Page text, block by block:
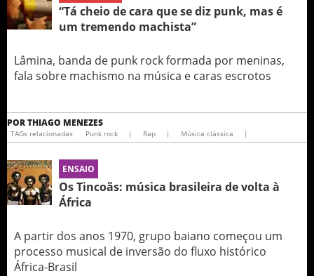
“Tá cheio de cara que se diz punk, mas é
um tremendo machista”
Lâmina, banda de punk rock formada por meninas,
fala sobre machismo na música e caras escrotos
PORTHIAGO MENEZES
TAGs relacionadas Punk rock | Rap | Música clássica |
ENSAIO
Os Tincoãs: música brasileira de volta à
África
A partir dos anos 1970, grupo baiano começou um
processo musical de inversão do fluxo histórico
África-Brasil